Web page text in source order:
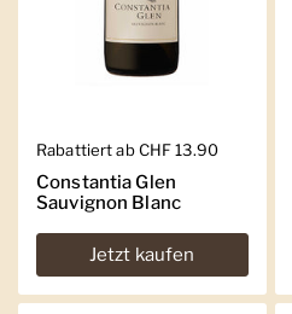
Regulärer Preis
Rabattiert ab CHF 13.90
Constantia Glen
Sauvignon Blanc
Jetzt kaufen